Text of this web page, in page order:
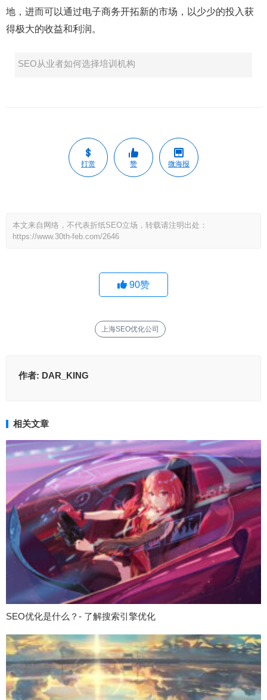
地，进而可以通过电子商务开拓新的市场，以少少的投入获
得极大的收益和利润。
SEO从业者如何选择培训机构
打赏 赞 微海报
本文来自网络，不代表折纸SEO立场，转载请注明出处：
https://www.30th-feb.com/2646
90赞
上海SEO优化公司
作者: DAR_KING
相关文章
SEO优化是什么？- 了解搜索引擎优化